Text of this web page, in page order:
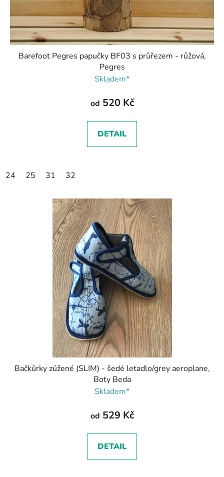
Barefoot Pegres papučky BF03 s průřezem - růžová,
Pegres
Skladem*
od 520 Kč
DETAIL
24 25 31 32
Bačkůrky zúžené (SLIM) - šedé letadlo/grey aeroplane,
Boty Beda
Skladem*
od 529 Kč
DETAIL